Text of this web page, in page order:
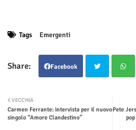
Tags Emergenti
Facebook
ter tsap
Pete
VECCHIA
Carmen Ferrante: intervista per il nuovo
singolo “Amore Clandestino”